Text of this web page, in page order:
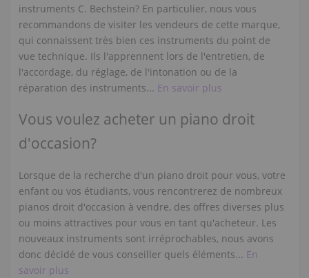
instruments C. Bechstein? En particulier, nous vous
recommandons de visiter les vendeurs de cette marque,
qui connaissent très bien ces instruments du point de
vue technique. Ils l'apprennent lors de l'entretien, de
l'accordage, du réglage, de l'intonation ou de la
réparation des instruments... En savoir plus
Vous voulez acheter un piano droit
d'occasion?
Lorsque de la recherche d'un piano droit pour vous, votre
enfant ou vos étudiants, vous rencontrerez de nombreux
pianos droit d'occasion à vendre, des offres diverses plus
ou moins attractives pour vous en tant qu'acheteur. Les
nouveaux instruments sont irréprochables, nous avons
donc décidé de vous conseiller quels éléments... En
savoir plus